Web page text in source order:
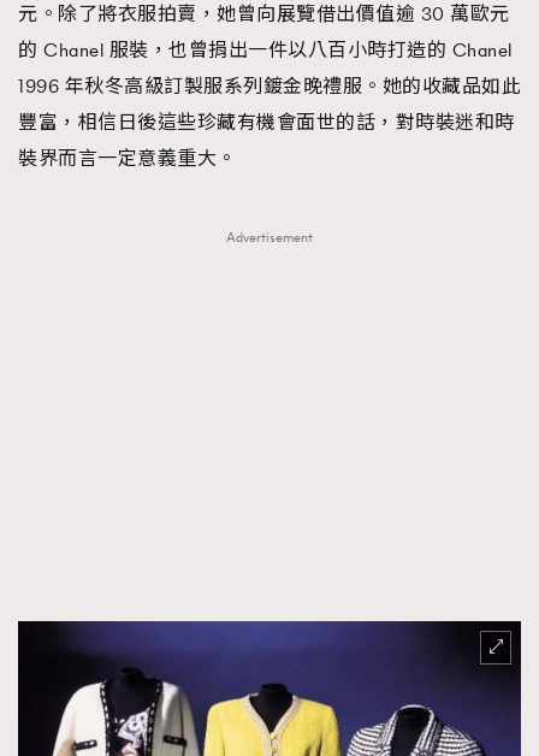
元。除了將衣服拍賣，她曾向展覽借出價值逾 30 萬歐元
的 Chanel 服裝，也曾捐出一件以八百小時打造的 Chanel
1996 年秋冬高級訂製服系列鍍金晚禮服。她的收藏品如此
豐富，相信日後這些珍藏有機會面世的話，對時裝迷和時
裝界而言一定意義重大。
Advertisement